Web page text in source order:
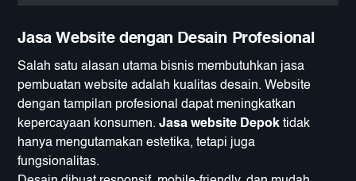
Jasa Website dengan Desain Profesional
Salah satu alasan utama bisnis membutuhkan jasa
pembuatan website adalah kualitas desain. Website
dengan tampilan profesional dapat meningkatkan
kepercayaan konsumen.Jasa website Depok tidak
hanya mengutamakan estetika, tetapi juga
fungsionalitas.